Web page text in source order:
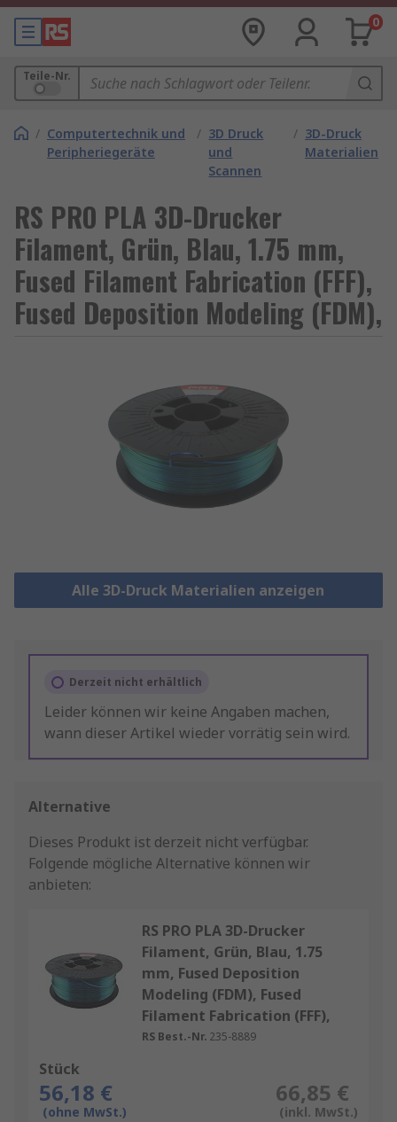
0
Teile-Nr.
/ Computertechnik und
Peripheriegeräte
/ 3D Druck
und
Scannen
/ 3D-Druck
Materialien
RS PRO PLA 3D-Drucker
Filament, Grün, Blau, 1.75 mm,
Fused Filament Fabrication (FFF),
Fused Deposition Modeling (FDM),
Alle 3D-Druck Materialien anzeigen
Derzeit nicht erhältlich
Leider können wir keine Angaben machen,
wann dieser Artikel wieder vorrätig sein wird.
Alternative
Dieses Produkt ist derzeit nicht verfügbar.
Folgende mögliche Alternative können wir
anbieten:
RS PRO PLA 3D-Drucker
Filament, Grün, Blau, 1.75
mm, Fused Deposition
Modeling (FDM), Fused
Filament Fabrication (FFF),
RS Best.-Nr. 235-8889
Stück
56,18 €
(ohne MwSt.)
66,85 €
(inkl. MwSt.)